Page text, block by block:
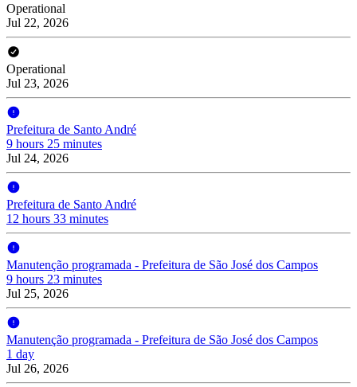
Operational
Jul 22, 2026
Operational
Jul 23, 2026
Prefeitura de Santo André
9 hours 25 minutes
Jul 24, 2026
Prefeitura de Santo André
12 hours 33 minutes
Manutenção programada - Prefeitura de São José dos Campos
9 hours 23 minutes
Jul 25, 2026
Manutenção programada - Prefeitura de São José dos Campos
1 day
Jul 26, 2026